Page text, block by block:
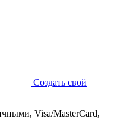
Создать свой
Visa/MasterCard,